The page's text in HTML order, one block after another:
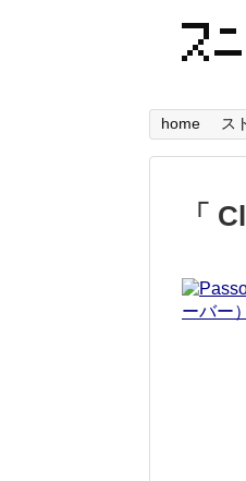
home ス
「